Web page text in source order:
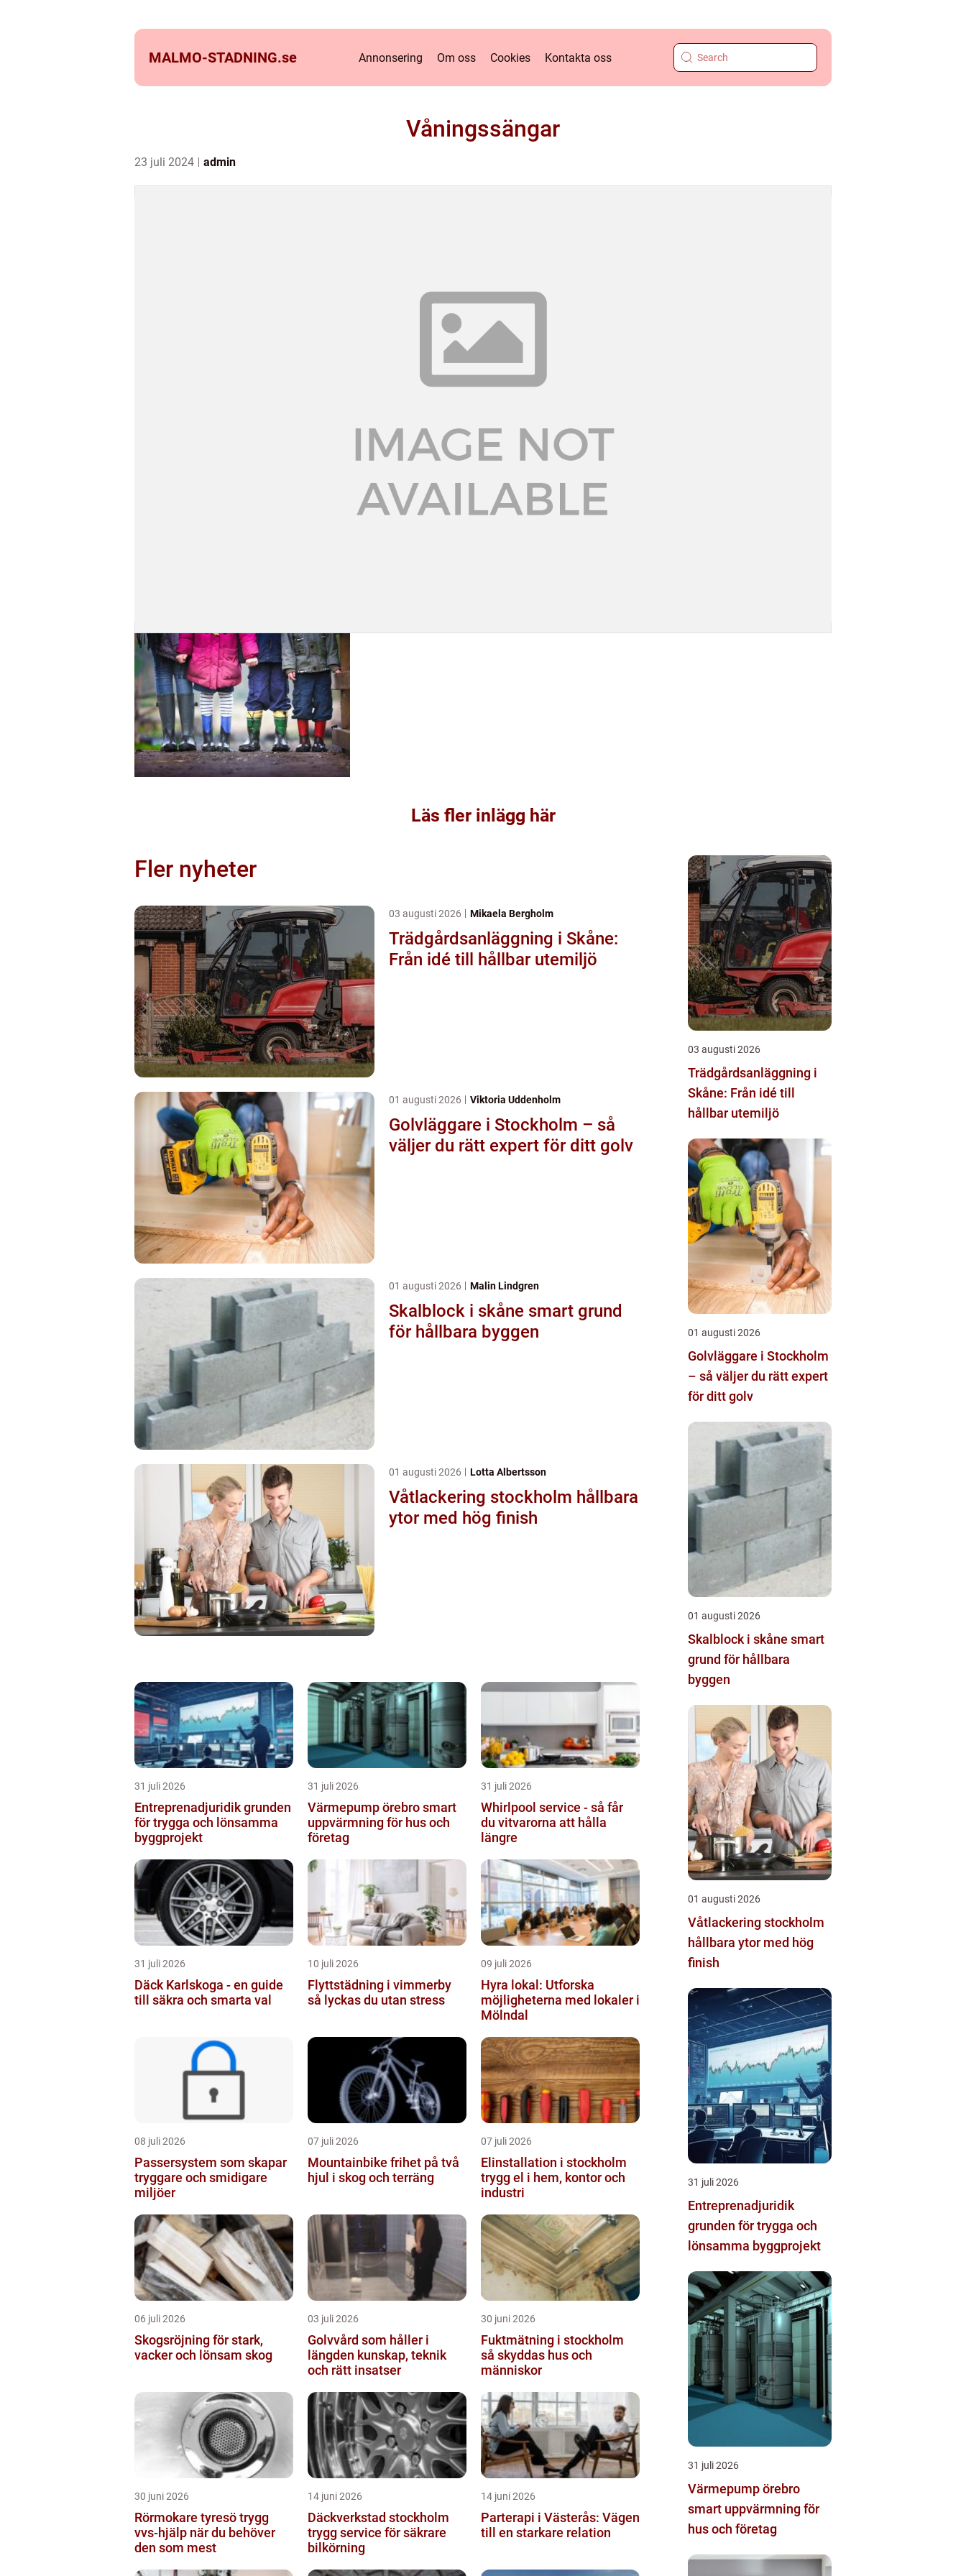
MALMO-STADNING.se Annonsering Om oss Cookies Kontakta oss
Våningssängar
23 juli 2024 admin
Läs fler inlägg här
Fler nyheter
03 augusti 2026 Mikaela Bergholm
Trädgårdsanläggning i Skåne:
Från idé till hållbar utemiljö
01 augusti 2026 Viktoria Uddenholm
Golvläggare i Stockholm – så
väljer du rätt expert för ditt golv
01 augusti 2026 Malin Lindgren
Skalblock i skåne smart grund
för hållbara byggen
01 augusti 2026 Lotta Albertsson
Våtlackering stockholm hållbara
ytor med hög finish
31 juli 2026
Entreprenadjuridik grunden
för trygga och lönsamma
byggprojekt
31 juli 2026
Värmepump örebro smart
uppvärmning för hus och
företag
31 juli 2026
Whirlpool service - så får
du vitvarorna att hålla
längre
31 juli 2026
Däck Karlskoga - en guide
till säkra och smarta val
10 juli 2026
Flyttstädning i vimmerby
så lyckas du utan stress
09 juli 2026
Hyra lokal: Utforska
möjligheterna med lokaler i
Mölndal
08 juli 2026
Passersystem som skapar
tryggare och smidigare
miljöer
07 juli 2026
Mountainbike frihet på två
hjul i skog och terräng
07 juli 2026
Elinstallation i stockholm
trygg el i hem, kontor och
industri
06 juli 2026
Skogsröjning för stark,
vacker och lönsam skog
03 juli 2026
Golvvård som håller i
längden kunskap, teknik
och rätt insatser
30 juni 2026
Fuktmätning i stockholm
så skyddas hus och
människor
30 juni 2026
Rörmokare tyresö trygg
vvs-hjälp när du behöver
den som mest
14 juni 2026
Däckverkstad stockholm
trygg service för säkrare
bilkörning
14 juni 2026
Parterapi i Västerås: Vägen
till en starkare relation
03 augusti 2026
Trädgårdsanläggning i
Skåne: Från idé till
hållbar utemiljö
01 augusti 2026
Golvläggare i Stockholm
– så väljer du rätt expert
för ditt golv
01 augusti 2026
Skalblock i skåne smart
grund för hållbara
byggen
01 augusti 2026
Våtlackering stockholm
hållbara ytor med hög
finish
31 juli 2026
Entreprenadjuridik
grunden för trygga och
lönsamma byggprojekt
31 juli 2026
Värmepump örebro
smart uppvärmning för
hus och företag